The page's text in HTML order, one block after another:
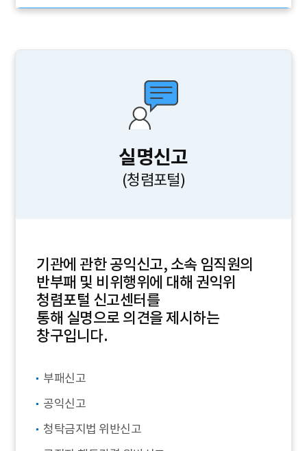
실명신고
(청렴포털)
기관에 관한 공익신고, 소속 임직원의
반부패 및 비위행위에 대해 권익위
청렴포털 신고센터를
통해 실명으로 의견을 제시하는
창구입니다.
부패신고
공익신고
청탁금지법 위반신고